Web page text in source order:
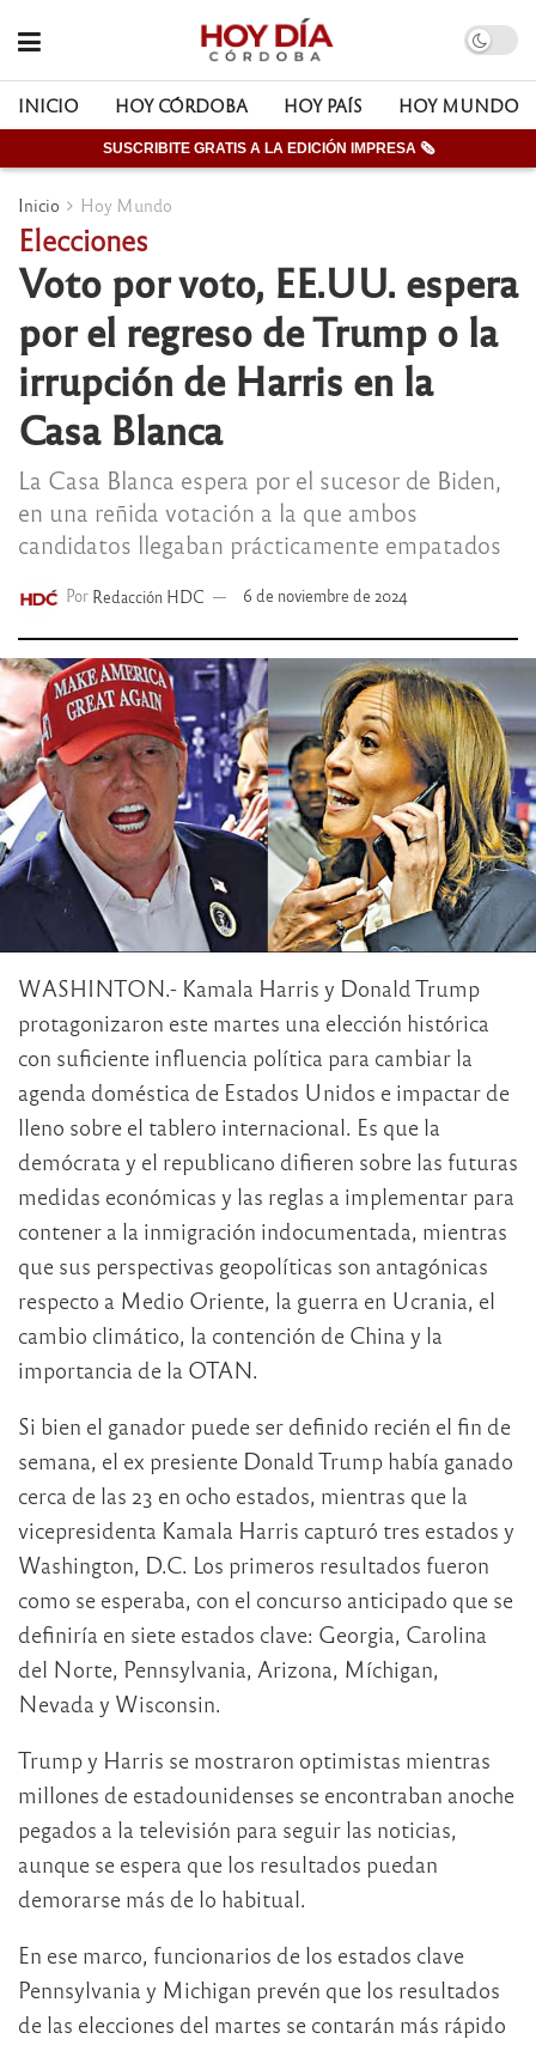
INICIO HOY CÓRDOBA HOY PAÍS HOY MUNDO
SUSCRIBITE GRATIS A LA EDICIÓN IMPRESA 🗞
Inicio Hoy Mundo
Elecciones
Voto por voto, EE.UU. espera
por el regreso de Trump o la
irrupción de Harris en la
Casa Blanca
La Casa Blanca espera por el sucesor de Biden,
en una reñida votación a la que ambos
candidatos llegaban prácticamente empatados
Por Redacción HDC 6 de noviembre de 2024
WASHINTON.- Kamala Harris y Donald Trump
protagonizaron este martes una elección histórica
con suficiente influencia política para cambiar la
agenda doméstica de Estados Unidos e impactar de
lleno sobre el tablero internacional. Es que la
demócrata y el republicano difieren sobre las futuras
medidas económicas y las reglas a implementar para
contener a la inmigración indocumentada, mientras
que sus perspectivas geopolíticas son antagónicas
respecto a Medio Oriente, la guerra en Ucrania, el
cambio climático, la contención de China y la
importancia de la OTAN.
Si bien el ganador puede ser definido recién el fin de
semana, el ex presiente Donald Trump había ganado
cerca de las 23 en ocho estados, mientras que la
vicepresidenta Kamala Harris capturó tres estados y
Washington, D.C. Los primeros resultados fueron
como se esperaba, con el concurso anticipado que se
definiría en siete estados clave: Georgia, Carolina
del Norte, Pennsylvania, Arizona, Míchigan,
Nevada y Wisconsin.
Trump y Harris se mostraron optimistas mientras
millones de estadounidenses se encontraban anoche
pegados a la televisión para seguir las noticias,
aunque se espera que los resultados puedan
demorarse más de lo habitual.
En ese marco, funcionarios de los estados clave
Pennsylvania y Michigan prevén que los resultados
de las elecciones del martes se contarán más rápido